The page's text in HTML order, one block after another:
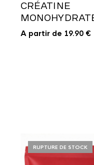
CRÉATINE
A partir de 19.90 €
RUPTURE DE STOCK